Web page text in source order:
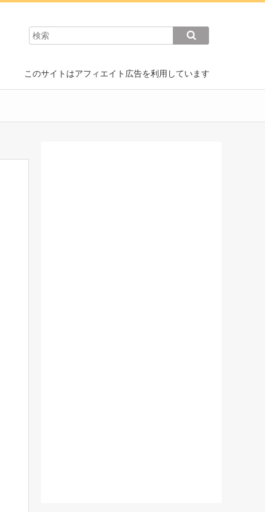
このサイトはアフィエイト広告を利用しています